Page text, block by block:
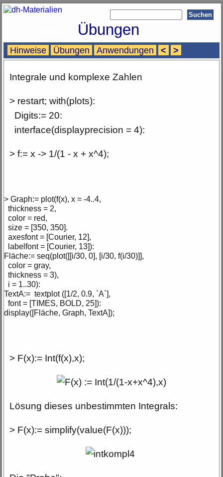
Übungen
Hinweise Übungen Anwendungen < >
Integrale und komplexe Zahlen
> restart; with(plots):
Digits:= 20:
interface(displayprecision = 4):
> f:= x -> 1/(1 - x + x^4);
> Graph:= plot(f(x), x = -4..4,
thickness = 2,
color = red,
size = [350, 350].
axesfont = [Courier, 12],
labelfont = [Courier, 13]):
Fläche:= seq(plot([[i/30, 0], [i/30, f(i/30)]],
color = gray,
thickness = 3),
i = 1..30):
TextA:= textplot ([1/2, 0.9, `A`],
font = [TIMES, BOLD, 25]):
display([Fläche, Graph, TextA]);
> F(x):= Int(f(x),x);
Lösung dieses unbestimmten Integrals:
> F(x):= simplify(value(F(x)));